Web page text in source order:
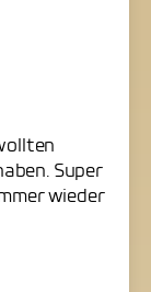
Super
wieder